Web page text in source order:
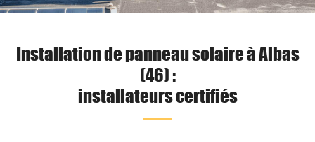
Installation de panneau solaire à Albas
(46) :
installateurs certifiés